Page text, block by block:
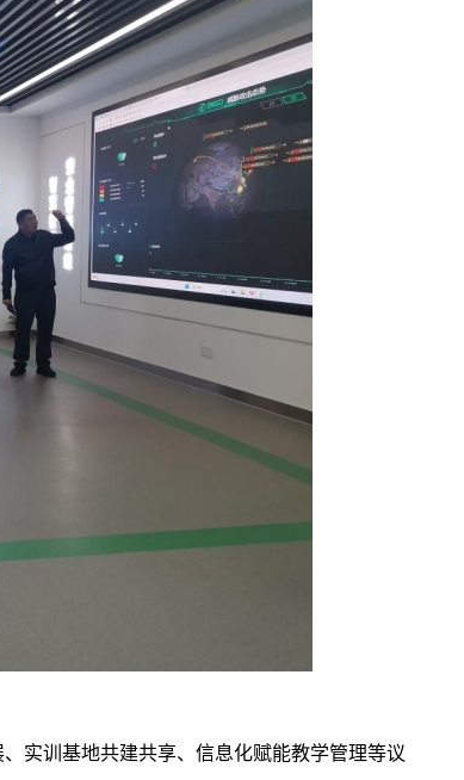
实训基地共建共享、信息化赋能教学管理等议